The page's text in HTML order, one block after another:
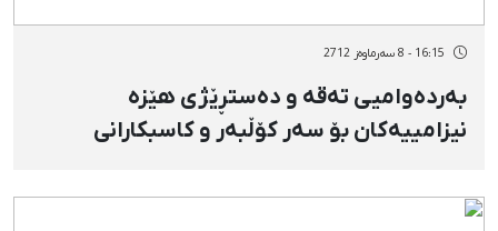
16:15 - 8 سەرماوەز 2712
بەردەوامیی تەقە و دەستڕێژی هێزە
نیزامییەكان بۆ سەر كۆڵبەر و كاسبكارانی